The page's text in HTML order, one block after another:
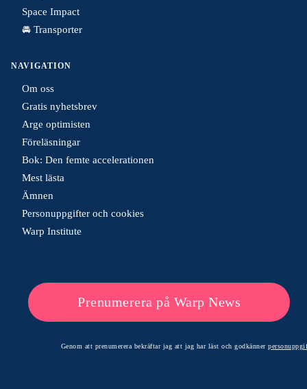
Space Impact
🚘 Transporter
NAVIGATION
Om oss
Gratis nyhetsbrev
Arge optimisten
Föreläsningar
Bok: Den femte accelerationen
Mest lästa
Ämnen
Personuppgifter och cookies
Warp Institute
Prenumerera på Warp News
Genom att prenumerera bekräftar jag att jag har läst och godkänner